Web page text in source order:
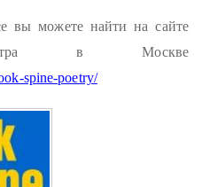
вы можете найти на сайте
в Москве
spine-poetry/